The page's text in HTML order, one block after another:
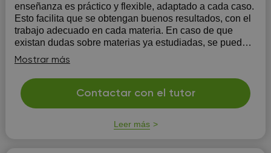
enseñanza es práctico y flexible, adaptado a cada caso.
Esto facilita que se obtengan buenos resultados, con el
trabajo adecuado en cada materia. En caso de que
existan dudas sobre materias ya estudiadas, se pueden
consultar y volver a trabajar sobre ellas.
Mostrar más
Contactar con el tutor
Leer más